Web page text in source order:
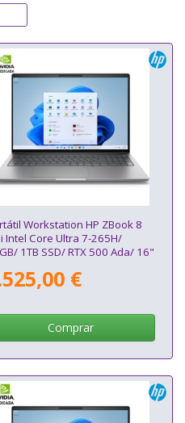
Workstation HP ZBook 8
Intel Core Ultra 7-265H/
1TB SSD/ RTX 500 Ada/ 16"
€
Comprar